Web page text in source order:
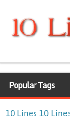
Popular Tags
10 Lines 10